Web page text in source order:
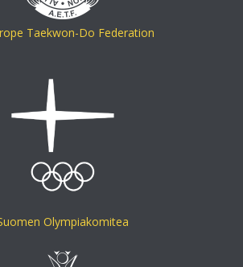
Taekwon-Do Federation
Olympiakomitea